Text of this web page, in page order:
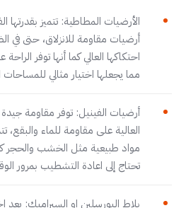
الأرضيات المطاطية: تتميز بقدرتها
أرضيات مقاومة للانزلاق، حتى
احتكاكها العالي كما أنها توفر
مما يجعلها اختيار مثالي للمساحات
أرضيات الفينيل: توفر مقاومة جيدة
العالية على مقاومة للماء والبقع،
مواد طبيعية مثل الخشب والحجر
تحتاج إلى اعادة التشطيب بمرور
بلاط البورسلين او السيراميك: يعد